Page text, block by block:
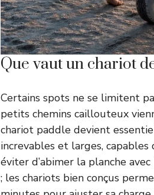
Que vaut un chariot
Certains spots ne se limitent
petits chemins caillouteux
chariot paddle devient
increvables et larges,
éviter d’abimer la planche
; les chariots bien conçus